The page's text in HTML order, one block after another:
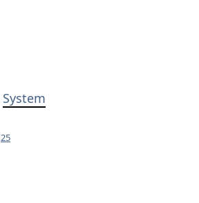
System
25